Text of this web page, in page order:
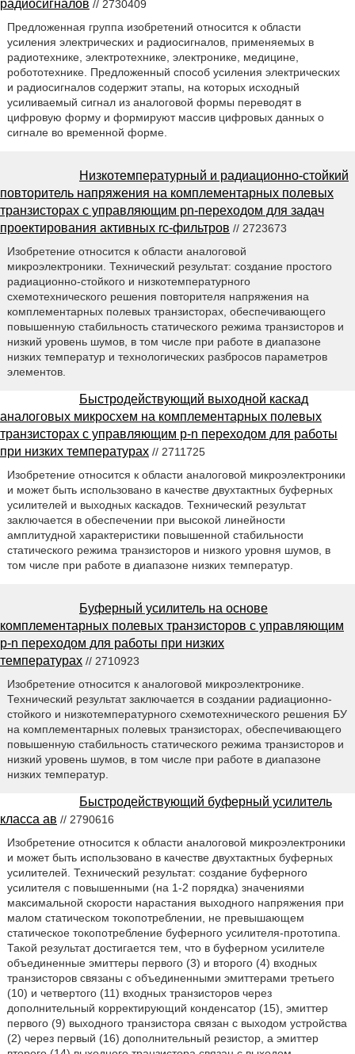
радиосигналов // 2730409
Предложенная группа изобретений относится к области
усиления электрических и радиосигналов, применяемых в
радиотехнике, электротехнике, электронике, медицине,
робототехнике. Предложенный способ усиления электрических
и радиосигналов содержит этапы, на которых исходный
усиливаемый сигнал из аналоговой формы переводят в
цифровую форму и формируют массив цифровых данных о
сигнале во временной форме.
Низкотемпературный и радиационно-стойкий
повторитель напряжения на комплементарных полевых
транзисторах с управляющим pn-переходом для задач
проектирования активных rc-фильтров // 2723673
Изобретение относится к области аналоговой
микроэлектроники. Технический результат: создание простого
радиационно-стойкого и низкотемпературного
схемотехнического решения повторителя напряжения на
комплементарных полевых транзисторах, обеспечивающего
повышенную стабильность статического режима транзисторов и
низкий уровень шумов, в том числе при работе в диапазоне
низких температур и технологических разбросов параметров
элементов.
Быстродействующий выходной каскад
аналоговых микросхем на комплементарных полевых
транзисторах с управляющим p-n переходом для работы
при низких температурах // 2711725
Изобретение относится к области аналоговой микроэлектроники
и может быть использовано в качестве двухтактных буферных
усилителей и выходных каскадов. Технический результат
заключается в обеспечении при высокой линейности
амплитудной характеристики повышенной стабильности
статического режима транзисторов и низкого уровня шумов, в
том числе при работе в диапазоне низких температур.
Буферный усилитель на основе
комплементарных полевых транзисторов с управляющим
p-n переходом для работы при низких
температурах // 2710923
Изобретение относится к аналоговой микроэлектронике.
Технический результат заключается в создании радиационно-
стойкого и низкотемпературного схемотехнического решения БУ
на комплементарных полевых транзисторах, обеспечивающего
повышенную стабильность статического режима транзисторов и
низкий уровень шумов, в том числе при работе в диапазоне
низких температур.
Быстродействующий буферный усилитель
класса ав // 2790616
Изобретение относится к области аналоговой микроэлектроники
и может быть использовано в качестве двухтактных буферных
усилителей. Технический результат: создание буферного
усилителя с повышенными (на 1-2 порядка) значениями
максимальной скорости нарастания выходного напряжения при
малом статическом токопотреблении, не превышающем
статическое токопотребление буферного усилителя-прототипа.
Такой результат достигается тем, что в буферном усилителе
объединенные эмиттеры первого (3) и второго (4) входных
транзисторов связаны с объединенными эмиттерами третьего
(10) и четвертого (11) входных транзисторов через
дополнительный корректирующий конденсатор (15), эмиттер
первого (9) выходного транзистора связан с выходом устройства
(2) через первый (16) дополнительный резистор, а эмиттер